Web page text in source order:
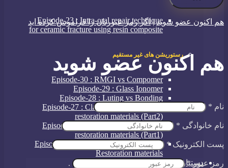
Episode-23 : Intra-oral repair technique
for ceramic fracture using resin composite
رستوریشن های غیر مستقیم
Episode-30 : RMGI vs Compomer
Episode-29 : Glass Ionomer
Episode-28 : Luting vs Bonding
Episode-27 : Classification of indirect
restoration materials (Part2)
Episode-26 : Classification of indirect
restoration materials (Part1)
Episode-25 : An Introduction to Indirect
Restoration materials
دستیاری / PhD
هم اکنون عضو شوید|اگر رمز عبورتان را فراموش کرده اید
هم اکنون عضو شوید
نام *
نام خانوادگی *
پست الکترونیک*
رمز عبور*
.